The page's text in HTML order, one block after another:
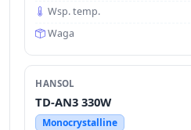
Wsp. temp.
Waga
HANSOL
TD-AN3 330W
Monocrystalline